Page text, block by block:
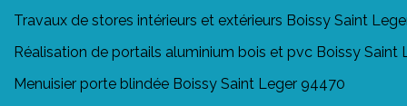
Travaux de stores intérieurs et extérieurs Boissy Saint
Réalisation de portails aluminium bois et pvc Boissy Saint
Menuisier porte blindée Boissy Saint Leger 94470